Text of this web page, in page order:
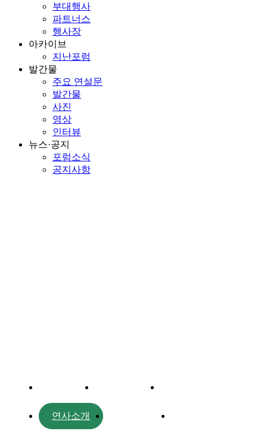
부대행사
파트너스
행사장
아카이브
지난포럼
발간물
주요 연설문
발간물
사진
영상
인터뷰
뉴스·공지
포럼소식
공지사항
연사소개